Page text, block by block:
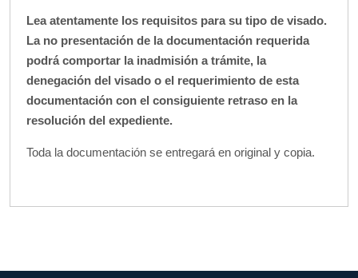
Lea atentamente los requisitos para su tipo de visado.
La no presentación de la documentación requerida
podrá comportar la inadmisión a trámite, la
denegación del visado o el requerimiento de esta
documentación con el consiguiente retraso en la
resolución del expediente.
Toda la documentación se entregará en original y copia.